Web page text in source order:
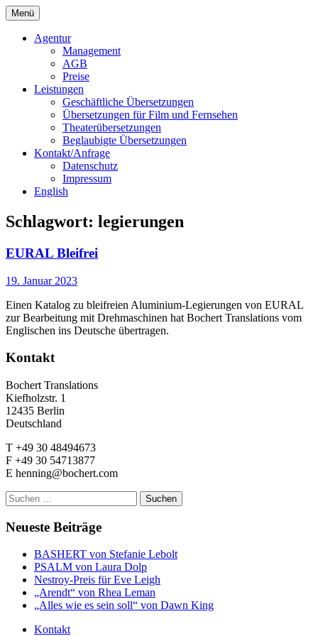
Springe
zum
InhaltBochert Translations
Menü
Agentur
Management
AGB
Preise
Leistungen
Geschäftliche Übersetzungen
Übersetzungen für Film und Fernsehen
Theaterübersetzungen
Beglaubigte Übersetzungen
Kontakt/Anfrage
Datenschutz
Impressum
English
Schlagwort: legierungen
EURAL Bleifrei
19. Januar 2023
Einen Katalog zu bleifreien Aluminium-Legierungen von EURAL
zur Bearbeitung mit Drehmaschinen hat Bochert Translations vom
Englischen ins Deutsche übertragen.
Kontakt
Bochert Translations
Kiefholzstr. 1
12435 Berlin
Deutschland
T +49 30 48494673
F +49 30 54713877
E henning@bochert.com
Suchen
nach:
Neueste Beiträge
BASHERT von Stefanie Lebolt
PSALM von Laura Dolp
Nestroy-Preis für Eve Leigh
„Arendt“ von Rhea Leman
„Alles wie es sein soll“ von Dawn King
Kontakt